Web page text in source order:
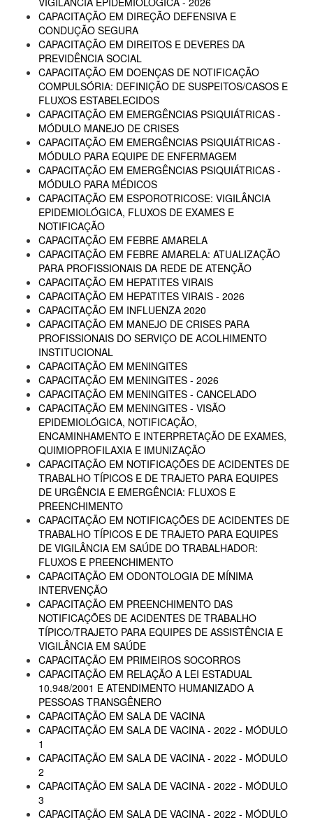
CAPACITAÇÃO EM DIREÇÃO DEFENSIVA E
CONDUÇÃO SEGURA
CAPACITAÇÃO EM DIREITOS E DEVERES DA
PREVIDÊNCIA SOCIAL
CAPACITAÇÃO EM DOENÇAS DE NOTIFICAÇÃO
COMPULSÓRIA: DEFINIÇÃO DE SUSPEITOS/CASOS E
FLUXOS ESTABELECIDOS
CAPACITAÇÃO EM EMERGÊNCIAS PSIQUIÁTRICAS -
MÓDULO MANEJO DE CRISES
CAPACITAÇÃO EM EMERGÊNCIAS PSIQUIÁTRICAS -
MÓDULO PARA EQUIPE DE ENFERMAGEM
CAPACITAÇÃO EM EMERGÊNCIAS PSIQUIÁTRICAS -
MÓDULO PARA MÉDICOS
CAPACITAÇÃO EM ESPOROTRICOSE: VIGILÂNCIA
EPIDEMIOLÓGICA, FLUXOS DE EXAMES E
NOTIFICAÇÃO
CAPACITAÇÃO EM FEBRE AMARELA
CAPACITAÇÃO EM FEBRE AMARELA: ATUALIZAÇÃO
PARA PROFISSIONAIS DA REDE DE ATENÇÃO
CAPACITAÇÃO EM HEPATITES VIRAIS
CAPACITAÇÃO EM HEPATITES VIRAIS - 2026
CAPACITAÇÃO EM INFLUENZA 2020
CAPACITAÇÃO EM MANEJO DE CRISES PARA
PROFISSIONAIS DO SERVIÇO DE ACOLHIMENTO
INSTITUCIONAL
CAPACITAÇÃO EM MENINGITES
CAPACITAÇÃO EM MENINGITES - 2026
CAPACITAÇÃO EM MENINGITES - CANCELADO
CAPACITAÇÃO EM MENINGITES - VISÃO
EPIDEMIOLÓGICA, NOTIFICAÇÃO,
ENCAMINHAMENTO E INTERPRETAÇÃO DE EXAMES,
QUIMIOPROFILAXIA E IMUNIZAÇÃO
CAPACITAÇÃO EM NOTIFICAÇÕES DE ACIDENTES DE
TRABALHO TÍPICOS E DE TRAJETO PARA EQUIPES
DE URGÊNCIA E EMERGÊNCIA: FLUXOS E
PREENCHIMENTO
CAPACITAÇÃO EM NOTIFICAÇÕES DE ACIDENTES DE
TRABALHO TÍPICOS E DE TRAJETO PARA EQUIPES
DE VIGILÂNCIA EM SAÚDE DO TRABALHADOR:
FLUXOS E PREENCHIMENTO
CAPACITAÇÃO EM ODONTOLOGIA DE MÍNIMA
INTERVENÇÃO
CAPACITAÇÃO EM PREENCHIMENTO DAS
NOTIFICAÇÕES DE ACIDENTES DE TRABALHO
TÍPICO/TRAJETO PARA EQUIPES DE ASSISTÊNCIA E
VIGILÂNCIA EM SAÚDE
CAPACITAÇÃO EM PRIMEIROS SOCORROS
CAPACITAÇÃO EM RELAÇÃO A LEI ESTADUAL
10.948/2001 E ATENDIMENTO HUMANIZADO A
PESSOAS TRANSGÊNERO
CAPACITAÇÃO EM SALA DE VACINA
CAPACITAÇÃO EM SALA DE VACINA - 2022 - MÓDULO
1
CAPACITAÇÃO EM SALA DE VACINA - 2022 - MÓDULO
2
CAPACITAÇÃO EM SALA DE VACINA - 2022 - MÓDULO
3
CAPACITAÇÃO EM SALA DE VACINA - 2022 - MÓDULO